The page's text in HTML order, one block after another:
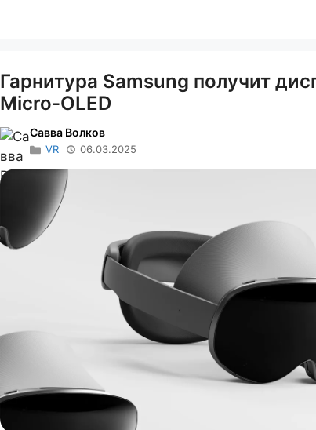
Гарнитура Samsung получит
Micro-OLED
Савва Волков
VR 06.03.2025